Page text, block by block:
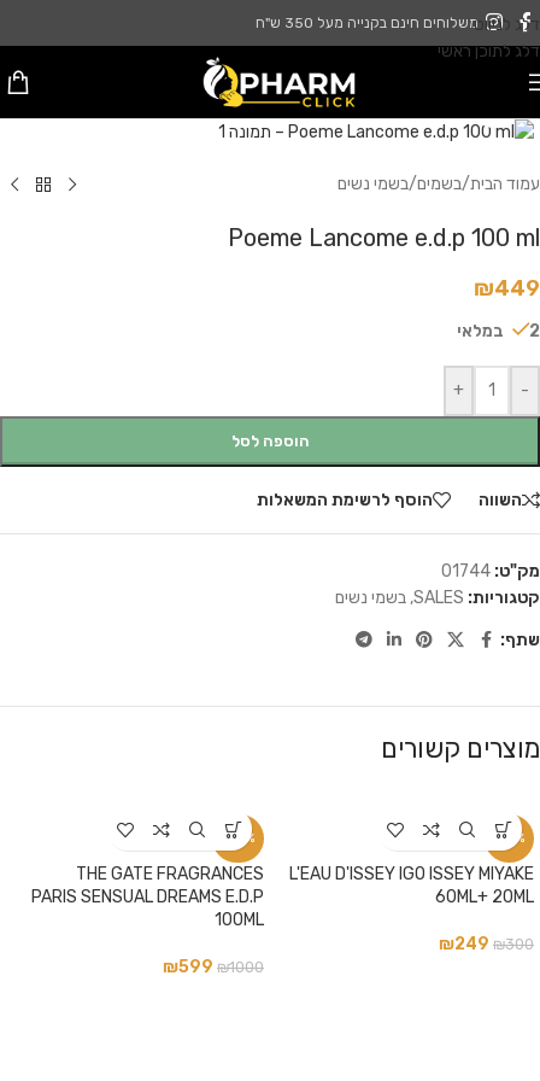
דלג לניווט
דלג לתוכן ראשי
משלוחים חינם בקנייה מעל 350 ש"ח
עמוד הבית/בשמים/בשמי נשים
Poeme Lancome e.d.p 100 ml
₪449
2 במלאי
-
+
הוספה לסל
השווה הוסף לרשימת המשאלות
מק"ט: 01744
קטגוריות: SALES
, בשמי נשים
שתף:
מוצרים קשורים
-17%
L'EAU D'ISSEY IGO ISSEY MIYAKE
60ML+ 20ML
₪300
₪249
-40%
THE GATE FRAGRANCES
PARIS SENSUAL DREAMS E.D.P
100ML
₪1000
₪599